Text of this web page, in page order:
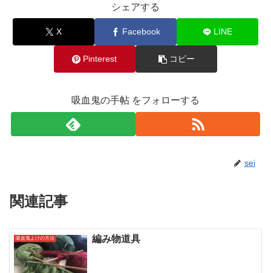
シェアする
X Facebook LINE
Pinterest コピー
吸血鬼の手帖 をフォローする
sei
関連記事
吸血鬼よけの方法 編み物道具